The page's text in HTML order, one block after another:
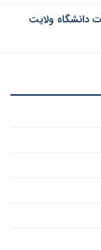
دانشگاه ولایت